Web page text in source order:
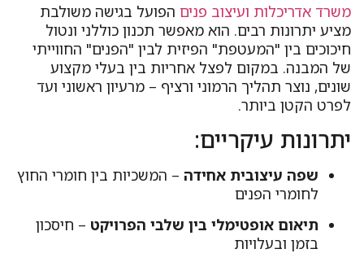
משרד אדריכלות ועיצוב פנים הפועל בגישה משולבת
מציע יתרונות רבים. הוא מאפשר תכנון כוללני ונטול
חיכוכים בין "המעטפת" הפיזית לבין "הפנים" החווייתי
של המבנה. במקום לפצל אחריות בין בעלי מקצוע
שונים, נוצר תהליך הרמוני ורציף – מרעיון ראשוני ועד
לפרט הקטן ביותר.
יתרונות עיקריים:
שפה עיצובית אחידה – המשכיות בין חומרי החוץ
לחומרי הפנים
תיאום אופטימלי בין שלבי הפרויקט – חיסכון
בזמן ובעלויות